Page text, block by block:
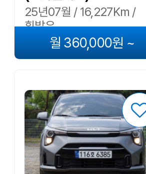
25년07월 / 16,227Km /
휘발유
월 360,000원 ~